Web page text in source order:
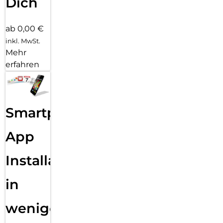
ab 0,00 €
inkl. MwSt.
Mehr
erfahren
Smartphone
App
Installation
in
wenigen